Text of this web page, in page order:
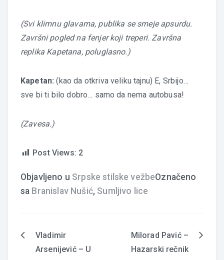
(Svi klimnu glavama, publika se smeje apsurdu.
Završni pogled na fenjer koji treperi. Završna
replika Kapetana, poluglasno.)
Kapetan: (kao da otkriva veliku tajnu) E, Srbijo…
sve bi ti bilo dobro… samo da nema autobusa!
(Zavesa.)
Post Views: 2
Objavljeno u Srpske stilske vežbeOznačeno
sa Branislav Nušić, Sumljivo lice
Navigacija
Vladimir
Arsenijević – U
Milorad Pavić –
Hazarski rečnik